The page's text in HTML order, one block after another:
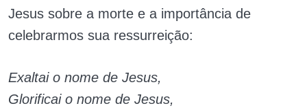
Jesus sobre a morte e a importância de
celebrarmos sua ressurreição:
Exaltai o nome de Jesus,
Glorificai o nome de Jesus,